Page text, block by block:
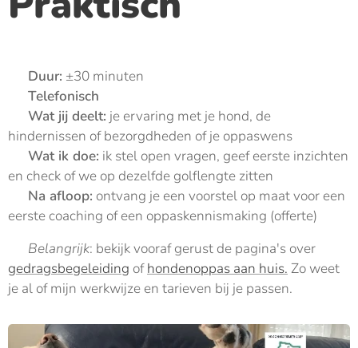
Duur: ±30 minuten
Telefonisch
Wat jij deelt: je ervaring met je hond, de
hindernissen of bezorgdheden of je oppaswens
Wat ik doe: ik stel open vragen, geef eerste inzichten
en check of we op dezelfde golflengte zitten
Na afloop: ontvang je een voorstel op maat voor een
eerste coaching of een oppaskennismaking (offerte)
Belangrijk: bekijk vooraf gerust de pagina's over
gedragsbegeleiding ofhondenoppas aan huis. Zo weet
je al of mijn werkwijze en tarieven bij je passen.